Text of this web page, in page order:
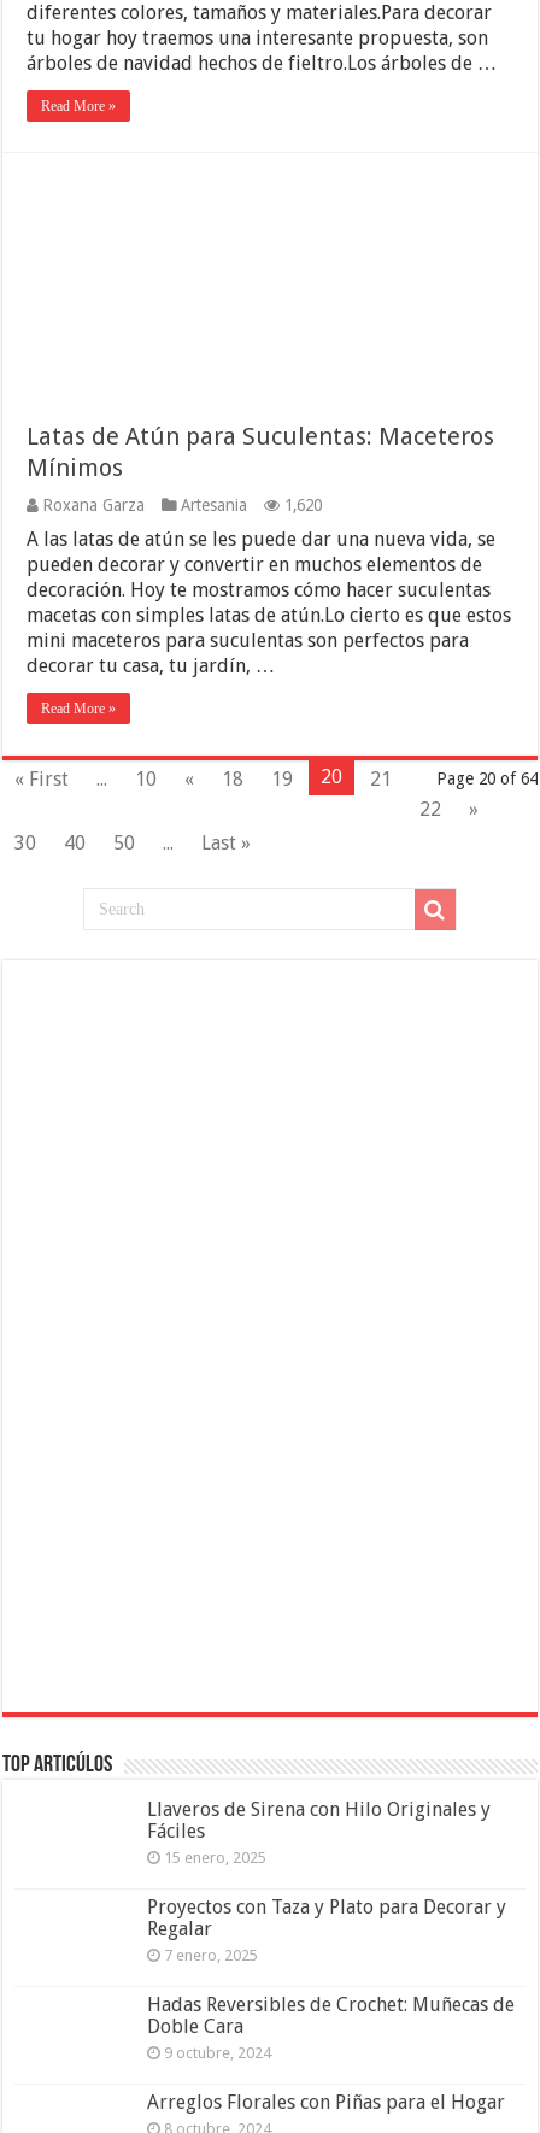
diferentes colores, tamaños y materiales.Para decorar
tu hogar hoy traemos una interesante propuesta, son
árboles de navidad hechos de fieltro.Los árboles de …
Read More »
Latas de Atún para Suculentas: Maceteros
Mínimos
Roxana Garza Artesania 1,620
A las latas de atún se les puede dar una nueva vida, se
pueden decorar y convertir en muchos elementos de
decoración. Hoy te mostramos cómo hacer suculentas
macetas con simples latas de atún.Lo cierto es que estos
mini maceteros para suculentas son perfectos para
decorar tu casa, tu jardín, …
Read More »
Page 20 of 64
« First ... 10 « 18 19 20
21
22
»
30
40 50 ... Last »
Top Articúlos
Llaveros de Sirena con Hilo Originales y
Fáciles
15 enero, 2025
Proyectos con Taza y Plato para Decorar y
Regalar
7 enero, 2025
Hadas Reversibles de Crochet: Muñecas de
Doble Cara
9 octubre, 2024
Arreglos Florales con Piñas para el Hogar
8 octubre, 2024